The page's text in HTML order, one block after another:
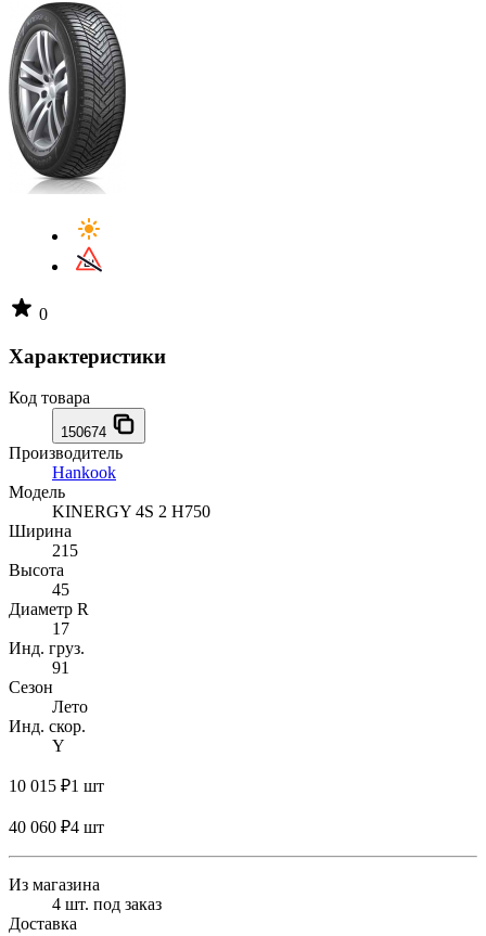
0
Характеристики
Код товара
150674
Производитель
Hankook
Модель
KINERGY 4S 2 H750
Ширина
215
Высота
45
Диаметр R
17
Инд. груз.
91
Сезон
Лето
Инд. скор.
Y
10 015 ₽1 шт
40 060 ₽4 шт
Из магазина
4 шт. под заказ
Доставка